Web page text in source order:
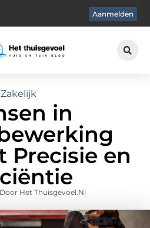
Aanmelden
Zakelijk
in
Precisie en
Het Thuisgevoel.nl